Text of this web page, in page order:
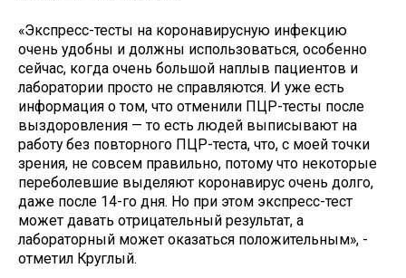
«Экспресс-тесты на коронавирусную инфекцию
очень удобны и должны использоваться, особенно
сейчас, когда очень большой наплыв пациентов и
лаборатории просто не справляются. И уже есть
информация о том, что отменили ПЦР-тесты после
выздоровления — то есть людей выписывают на
работу без повторного ПЦР-теста, что, с моей точки
зрения, не совсем правильно, потому что некоторые
переболевшие выделяют коронавирус очень долго,
даже после 14-го дня. Но при этом экспресс-тест
может давать отрицательный результат, а
лабораторный может оказаться положительным», -
отметил Круглый.